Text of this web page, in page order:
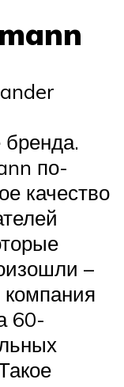
бренда.
по-
качество
–
компания
60-